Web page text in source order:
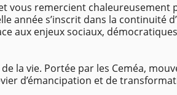
vous remercient chaleureusement
année s’inscrit dans la continuité
aux enjeux sociaux,
la vie. Portée par les Ceméa,
d’émancipation et de